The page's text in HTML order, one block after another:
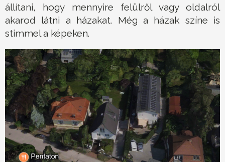
állítani, hogy mennyire felülről vagy oldalról
akarod látni a házakat. Még a házak színe is
stimmel a képeken.